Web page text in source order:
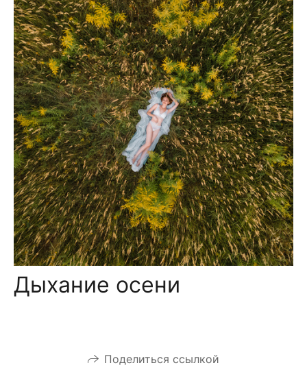
Дыхание осени
Поделиться ссылкой